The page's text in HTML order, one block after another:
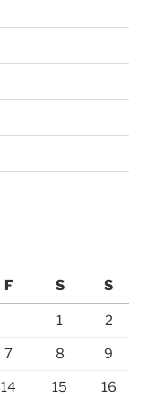
F S S
1 2
7 8 9
14 15 16